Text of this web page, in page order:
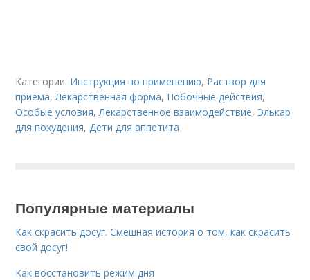
Категории: Инструкция по применению, Раствор для
приема,Лекарственная форма, Побочные действия,
Особые условия,Лекарственное взаимодействие, Элькар
для похудения,Дети для аппетита
Популярные материалы
Как скрасить досуг. Смешная история о том, как скрасить
свой досуг!
Как восстановить режим дня